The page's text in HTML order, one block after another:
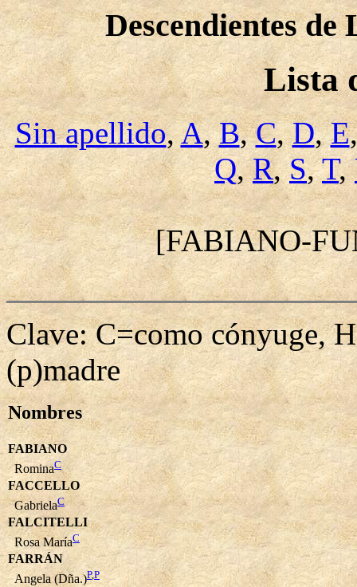
Descendientes
Lista
Sin apellido,A,B,C,D,E
Q,R,S,T,
[FABIANO-
Clave: C=como cónyuge,
(p)madre
Nombres
FABIANO
RominaC
FACCELLO
GabrielaC
FALCITELLI
Rosa MaríaC
FARRÁN
Angela (Dña.)P,P